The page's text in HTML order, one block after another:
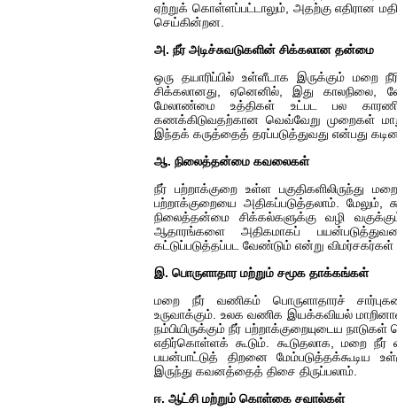
ஏற்றுக் கொள்ளப்பட்டாலும், அதற்கு எதிரான
செய்கின்றன.
அ. நீர் அடிச்சுவடுகளின் சிக்கலான தன்மை
ஒரு தயாரிப்பில் உள்ளீடாக இருக்கும் மறை
சிக்கலானது, ஏனெனில், இது காலநிலை,
மேலாண்மை உத்திகள் உட்பட பல
கணக்கிடுவதற்கான வெவ்வேறு முறைகள்
இந்தக் கருத்தைத் தரப்படுத்துவது என்பது
ஆ. நிலைத்தன்மை கவலைகள்
நீர் பற்றாக்குறை உள்ள பகுதிகளிலிருந்து
பற்றாக்குறையை அதிகப்படுத்தலாம். மேலும்,
நிலைத்தன்மை சிக்கல்களுக்கு வழி
ஆதாரங்களை அதிகமாகப்
கட்டுப்படுத்தப்பட வேண்டும் என்று விமர்சகர்கள்
இ. பொருளாதார மற்றும் சமூக தாக்கங்கள்
மறை நீர் வணிகம் பொருளாதாரச்
உருவாக்கும். உலக வணிக இயக்கவியல்
நம்பியிருக்கும் நீர் பற்றாக்குறையுடைய
எதிர்கொள்ளக் கூடும். கூடுதலாக, மறை
பயன்பாட்டுத் திறனை மேம்படுத்தக்கூடிய
இருந்து கவனத்தைத் திசை திருப்பலாம்.
ஈ. ஆட்சி மற்றும் கொள்கை சவால்கள்